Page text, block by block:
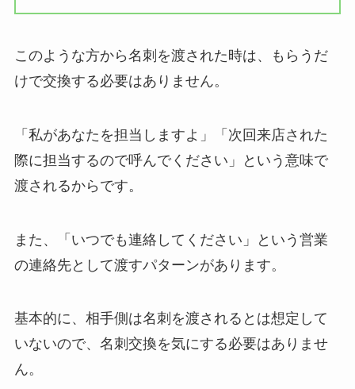
このような方から名刺を渡された時は、もらうだ
けで交換する必要はありません。
「私があなたを担当しますよ」「次回来店された
際に担当するので呼んでください」という意味で
渡されるからです。
また、「いつでも連絡してください」という営業
の連絡先として渡すパターンがあります。
基本的に、相手側は名刺を渡されるとは想定して
いないので、名刺交換を気にする必要はありませ
ん。